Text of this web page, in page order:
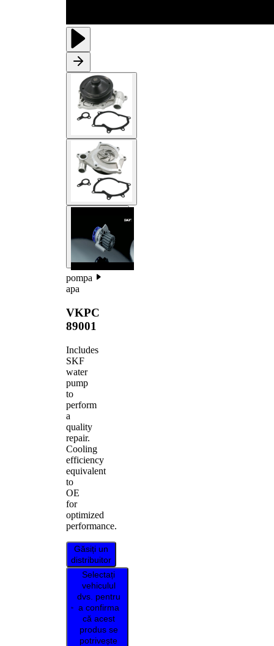
pompa
apa
VKPC
89001
Includes
SKF
water
pump
to
perform
a
quality
repair.
Cooling
efficiency
equivalent
to
OE
for
optimized
performance.
Găsiți un
distribuitor
Selectați
vehiculul
dvs. pentru
a confirma
că acest
produs se
potrivește